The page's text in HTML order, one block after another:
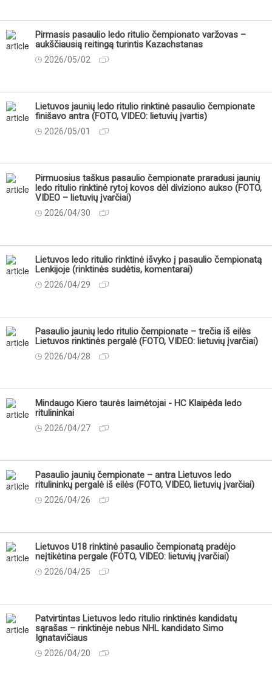
Pirmasis pasaulio ledo ritulio čempionato varžovas –
aukščiausią reitingą turintis Kazachstanas
2026/05/02
Lietuvos jaunių ledo ritulio rinktinė pasaulio čempionate
finišavo antra (FOTO, VIDEO: lietuvių įvartis)
2026/05/01
Pirmuosius taškus pasaulio čempionate praradusi jaunių
ledo ritulio rinktinė rytoj kovos dėl diviziono aukso (FOTO,
VIDEO – lietuvių įvarčiai)
2026/04/30
Lietuvos ledo ritulio rinktinė išvyko į pasaulio čempionatą
Lenkijoje (rinktinės sudėtis, komentarai)
2026/04/29
Pasaulio jaunių ledo ritulio čempionate – trečia iš eilės
Lietuvos rinktinės pergalė (FOTO, VIDEO: lietuvių įvarčiai)
2026/04/28
Mindaugo Kiero taurės laimėtojai - HC Klaipėda ledo
ritulininkai
2026/04/27
Pasaulio jaunių čempionate – antra Lietuvos ledo
ritulininkų pergalė iš eilės (FOTO, VIDEO, lietuvių įvarčiai)
2026/04/26
Lietuvos U18 rinktinė pasaulio čempionatą pradėjo
neįtikėtina pergale (FOTO, VIDEO: lietuvių įvarčiai)
2026/04/25
Patvirtintas Lietuvos ledo ritulio rinktinės kandidatų
sąrašas – rinktinėje nebus NHL kandidato Simo
Ignatavičiaus
2026/04/20